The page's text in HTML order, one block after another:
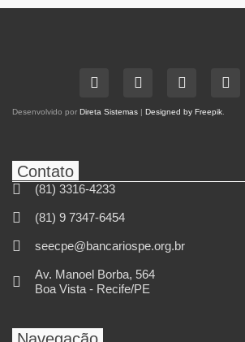
Desenvolvido por Direta Sistemas | Designed by Freepik
Contato
(81) 3316-4233
(81) 9 7347-6454
seecpe@bancariospe.org.br
Av. Manoel Borba, 564
Boa Vista - Recife/PE